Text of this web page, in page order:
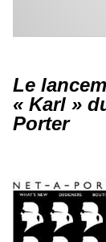
Le
« Karl »
Porter